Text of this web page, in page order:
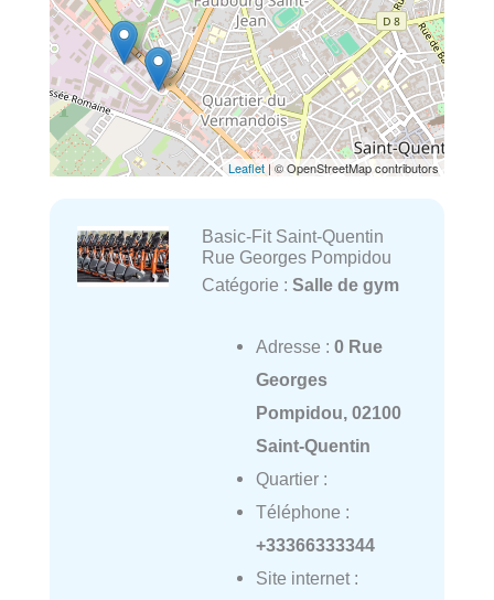
Leaflet | © OpenStreetMap contributors
Basic-Fit Saint-Quentin
Rue Georges Pompidou
Catégorie : Salle de gym
Adresse : 0 Rue
Georges
Pompidou, 02100
Saint-Quentin
Quartier :
Téléphone :
+33366333344
Site internet :